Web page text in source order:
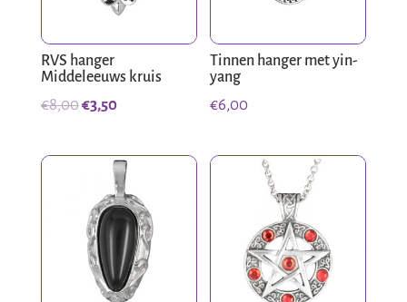
RVS hanger
Middeleeuws kruis
€8,00Oorspronkelijke
was:
€8,00.
€3,50Huidige
is:
€3,50.
Tinnen hanger met yin-
yang
€6,00